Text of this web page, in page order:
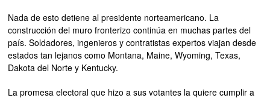
Nada de esto detiene al presidente norteamericano. La
construcción del muro fronterizo continúa en muchas partes del
país. Soldadores, ingenieros y contratistas expertos viajan desde
estados tan lejanos como Montana, Maine, Wyoming, Texas,
Dakota del Norte y Kentucky.
La promesa electoral que hizo a sus votantes la quiere cumplir a